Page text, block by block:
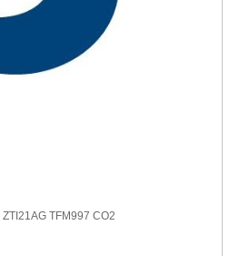
TFM997 CO2